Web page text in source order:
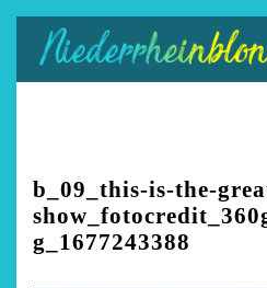
Inhalt
springen
b_09_this-is-the-
g_1677243388